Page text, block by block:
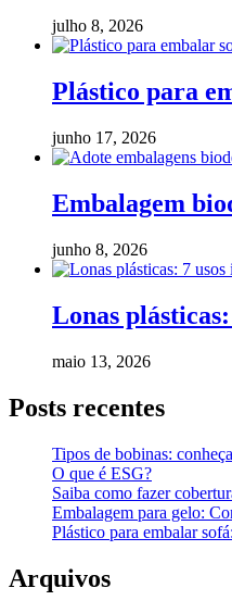
julho 8, 2026
Plástico para
junho 17, 2026
Embalagem
junho 8, 2026
Lonas
maio 13, 2026
Posts recentes
Tipos de bobinas:
O que é ESG?
Saiba como fazer
Embalagem para gelo:
Plástico para embalar
Arquivos